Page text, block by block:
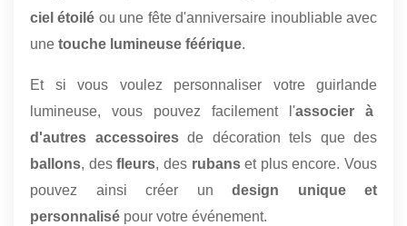
ciel étoilé ou une fête d'anniversaire inoubliable avec
une touche lumineuse féérique.
Et si vous voulez personnaliser votre guirlande
lumineuse, vous pouvez facilement l'associer à
d'autres accessoiresde décoration tels que des
ballons, desfleurs, des rubanset plus encore. Vous
pouvez ainsi créer un design unique et
personnalisé pour votre événement.